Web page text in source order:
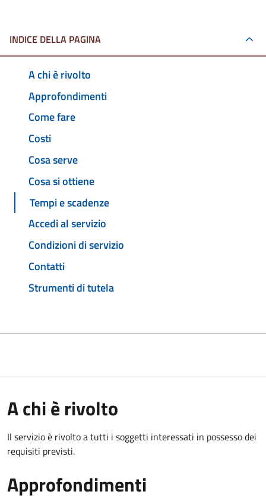
INDICE DELLA PAGINA
A chi è rivolto
Approfondimenti
Come fare
Costi
Cosa serve
Cosa si ottiene
Tempi e scadenze
Accedi al servizio
Condizioni di servizio
Contatti
Strumenti di tutela
A chi è rivolto
Il servizio è rivolto a tutti i soggetti interessati in possesso dei
requisiti previsti.
Approfondimenti